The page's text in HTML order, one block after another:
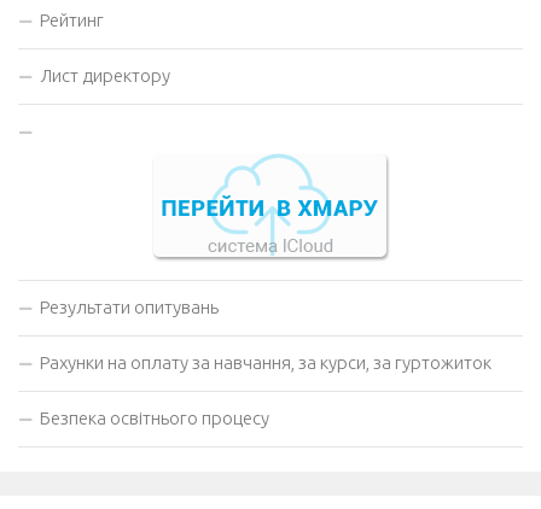
Рейтинг
Лист директору
Результати опитувань
Рахунки на оплату за навчання, за курси, за гуртожиток
Безпека освітнього процесу